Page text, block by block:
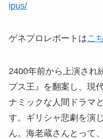
ipus/
ゲネプロレポートはこ
2400年前から上演され
プス王』を翻案し、現
ナミックな人間ドラマ
す。ギリシャ悲劇を演
ん。海老蔵さんとって